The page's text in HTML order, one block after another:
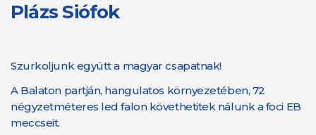
Plázs Siófok
Szurkoljunk együtt a magyar csapatnak!
A Balaton partján, hangulatos környezetében, 72
négyzetméteres led falon követhetitek nálunk a foci EB
meccseit.